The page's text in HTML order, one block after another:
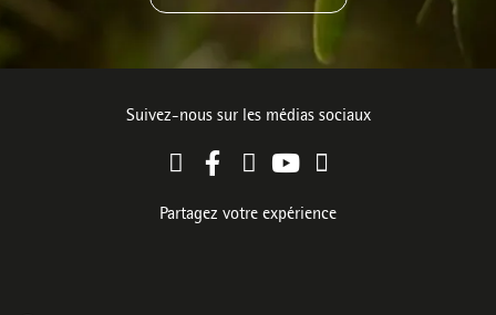
Suivez-nous sur les médias sociaux
Partagez votre expérience